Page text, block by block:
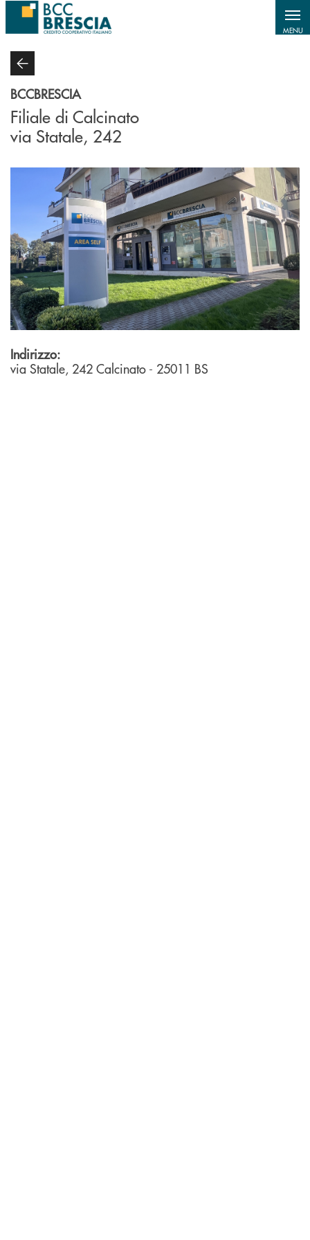
Salta al contenuto principale
MENU
BCCBRESCIA
Filiale di Calcinato
via Statale, 242
Indirizzo:
via Statale, 242 Calcinato - 25011 BS